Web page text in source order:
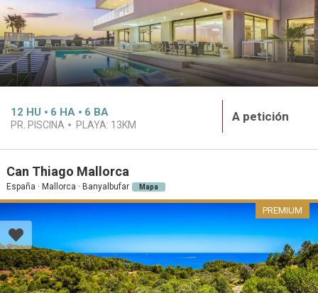
12 HU 6 HA 6 BA
PR. PISCINA PLAYA: 13KM
A petición
Can Thiago Mallorca
España · Mallorca · Banyalbufar Mapa
PREMIUM